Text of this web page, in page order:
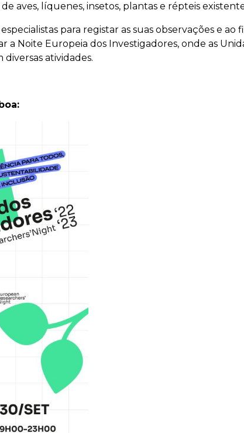
aves, líquenes, insetos, plantas e répteis
para registar as suas observações e ao
a Noite Europeia dos Investigadores, onde as
atividades.